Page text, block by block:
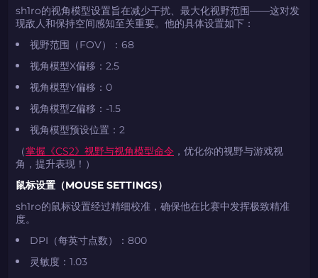
sh1ro的视角模型设置旨在减少干扰、最大化视野范围——这对发
现敌人和保持空间感知至关重要。他的具体设置如下：
​​视野范围（FOV）​​：68
​​视角模型X偏移​​：2.5
​​视角模型Y偏移​​：0
​​视角模型Z偏移​​：-1.5
​​视角模型预设位置​​：2
（掌握《CS2》视野与视角模型命令 ，优化你的视野与游戏视
角，提升表现！）
鼠标设置（MOUSE SETTINGS）
sh1ro的鼠标设置经过精细校准，确保他在比赛中发挥极致精准
度。
​​DPI（每英寸点数）​​：800
​​灵敏度​​：1.03